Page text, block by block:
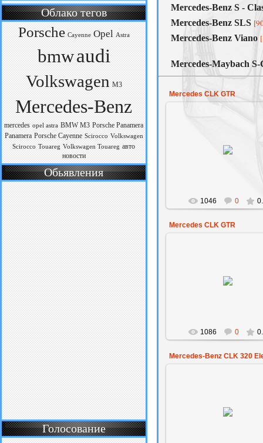
Облако тегов
Porsche Cayenne Opel Astra
bmwaudi
Volkswagen M3
Mercedes-Benz
mercedes opel astra BMW M3 Porsche Panamera
Panamera Porsche Cayenne Scirocco Volkswagen
Scirocco Touareg Volkswagen Touareg авто
новости
Обьявления
Голосование
Mercedes-Benz S -
Mercedes-Benz SLS
Mercedes-Benz Viano
Mercedes-Maybach S-
Mercedes CLK GTR
1046 0
Mercedes CLK GTR
1086 0
Mercedes-Benz CLK 320